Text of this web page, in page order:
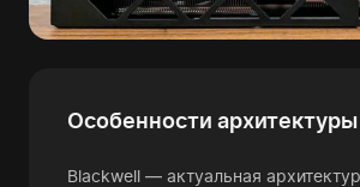
Особенности
Blackwell — актуальная